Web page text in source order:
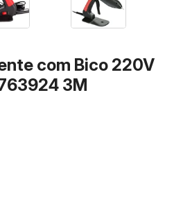
com Bico 220V
3M